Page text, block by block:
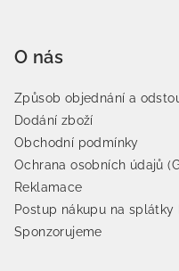
O nás
Způsob objednání a
Dodání zboží
Obchodní podmínky
Ochrana osobních údajů
Reklamace
Postup nákupu na splátky
Sponzorujeme